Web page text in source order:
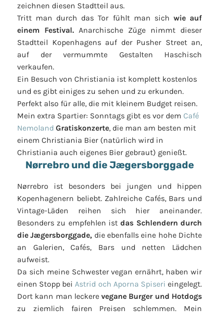
zeichnen diesen Stadtteil aus.
Tritt man durch das Tor fühlt man sich wie auf
einem Festival. Anarchische Züge nimmt dieser
Stadtteil Kopenhagens auf der Pusher Street an,
auf der vermummte Gestalten Haschisch
verkaufen.
Ein Besuch von Christiania ist komplett kostenlos
und es gibt einiges zu sehen und zu erkunden.
Perfekt also für alle, die mit kleinem Budget reisen.
Mein extra Spartier: Sonntags gibt es vor dem Café
Nemoland Gratiskonzerte, die man am besten mit
einem Christiania Bier (natürlich wird in
Christiania auch eigenes Bier gebraut) genießt.
Nørrebro und die Jægersborggade
Nørrebro ist besonders bei jungen und hippen
Kopenhagenern beliebt. Zahlreiche Cafés, Bars und
Vintage-Läden reihen sich hier aneinander.
Besonders zu empfehlen istdas Schlendern durch
die Jægersborggade, die ebenfalls eine hohe Dichte
an Galerien, Cafés, Bars und netten Lädchen
aufweist.
Da sich meine Schwester vegan ernährt, haben wir
einen Stopp beiAstrid och Aporna Spiserieingelegt.
Dort kann man leckerevegane Burger und Hotdogs
zu ziemlich fairen Preisen schlemmen. Mein